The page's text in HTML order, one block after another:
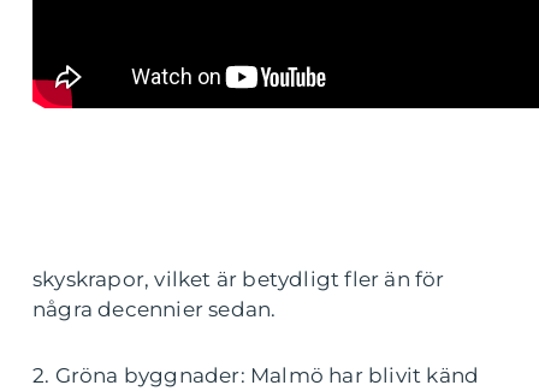
skyskrapor, vilket är betydligt fler än för
några decennier sedan.
2. Gröna byggnader: Malmö har blivit känd